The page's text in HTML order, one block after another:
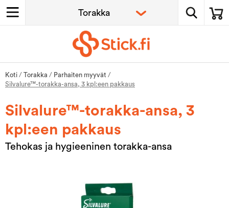
Koti / Torakka / Parhaiten myyvät /
Silvalure™-torakka-ansa, 3 kpl:een pakkaus
Silvalure™-torakka-ansa, 3
kpl:een pakkaus
Tehokas ja hygieeninen torakka-ansa